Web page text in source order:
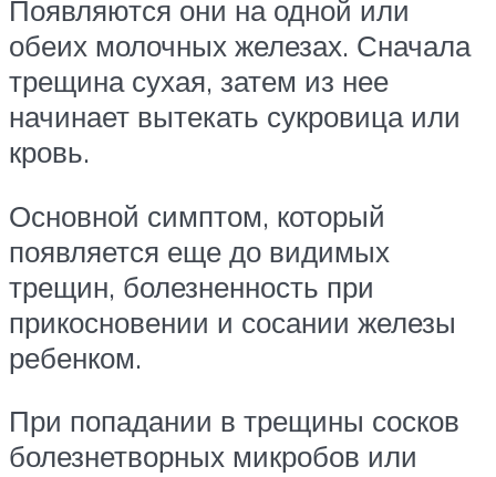
Появляются они на одной или
обеих молочных железах. Сначала
трещина сухая, затем из нее
начинает вытекать сукровица или
кровь.
Основной симптом, который
появляется еще до видимых
трещин, болезненность при
прикосновении и сосании железы
ребенком.
При попадании в трещины сосков
болезнетворных микробов или